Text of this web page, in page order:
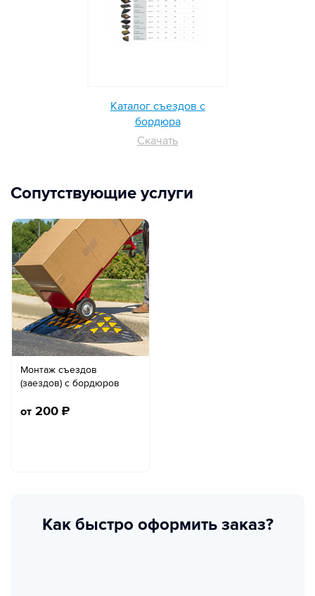
Каталог съездов с
бордюра
Скачать
Сопутствующие услуги
Монтаж съездов
(заездов) с бордюров
от 200 ₽
Как быстро оформить заказ?